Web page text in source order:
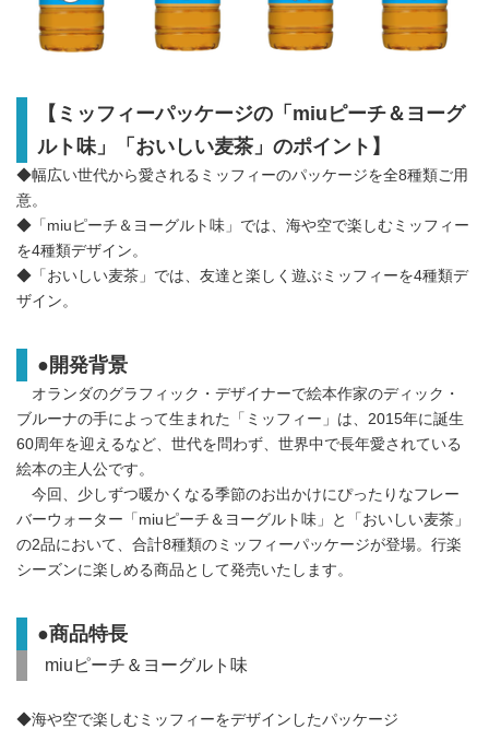
【ミッフィーパッケージの「miuピーチ＆ヨーグ
ルト味」「おいしい麦茶」のポイント】
◆幅広い世代から愛されるミッフィーのパッケージを全8種類ご用
意。
◆「miuピーチ＆ヨーグルト味」では、海や空で楽しむミッフィー
を4種類デザイン。
◆「おいしい麦茶」では、友達と楽しく遊ぶミッフィーを4種類デ
ザイン。
●開発背景
オランダのグラフィック・デザイナーで絵本作家のディック・
ブルーナの手によって生まれた「ミッフィー」は、2015年に誕生
60周年を迎えるなど、世代を問わず、世界中で長年愛されている
絵本の主人公です。
今回、少しずつ暖かくなる季節のお出かけにぴったりなフレー
バーウォーター「miuピーチ＆ヨーグルト味」と「おいしい麦茶」
の2品において、合計8種類のミッフィーパッケージが登場。行楽
シーズンに楽しめる商品として発売いたします。
●商品特長
miuピーチ＆ヨーグルト味
◆海や空で楽しむミッフィーをデザインしたパッケージ